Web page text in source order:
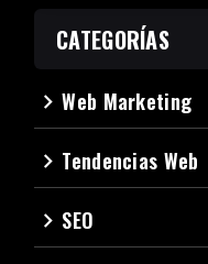
CATEGORÍAS
navigate_nextWeb Marketing
navigate_next Tendencias Web
navigate_next SEO